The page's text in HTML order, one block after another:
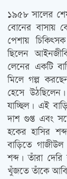
১৯৫৮ সালের শেষ
বোনের বাসায়
পেশায়
ছিলেন
লেনের একটি
মিলে গল্প
হেসে
যাচ্ছিল। এই
দাশ গুপ্ত এবং
হকের হাসির
বাড়িতে
শব্দ। তাঁরা
খুঁজতে তাঁকে